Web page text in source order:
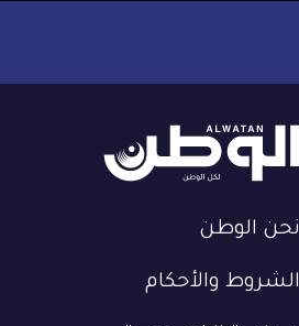
نحن الوطن
الشروط والأحكام